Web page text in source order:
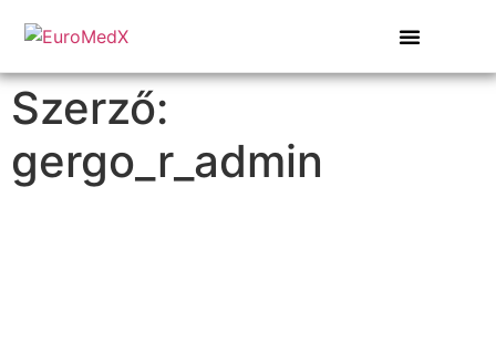
Szerző:
gergo_r_admin